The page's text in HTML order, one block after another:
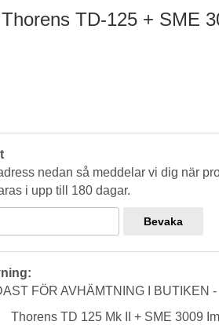
TD-125 + SME
nedan så meddelar vi dig när
i upp till 180 dagar.
Bevaka
FÖR AVHÄMTNING I BUTIKEN
Thorens TD 125 Mk II + SME 3009